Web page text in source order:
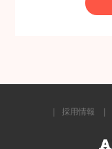
採用情報